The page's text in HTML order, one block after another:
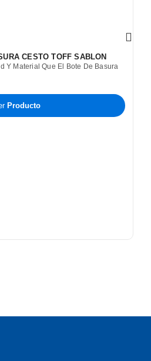
CESTO TOFF SABLON
Y Material Que El Bote De Basura
Producto